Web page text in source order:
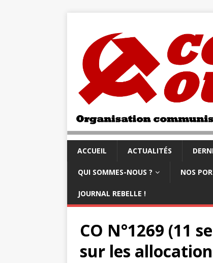
ACCUEIL ACTUALITÉS
QUI SOMMES-NOUS ? NOS
JOURNAL REBELLE !
CO N°1269 (11
sur les